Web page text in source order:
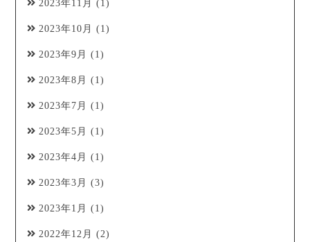
2023年11月 (1)
2023年10月 (1)
2023年9月 (1)
2023年8月 (1)
2023年7月 (1)
2023年5月 (1)
2023年4月 (1)
2023年3月 (3)
2023年1月 (1)
2022年12月 (2)